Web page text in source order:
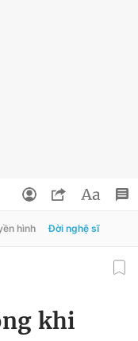
hình Đời nghệ sĩ
khi